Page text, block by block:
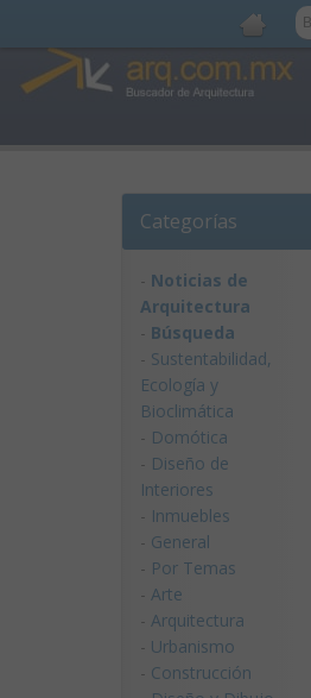
Categorías
- Noticias de
Arquitectura
- Búsqueda
- Sustentabilidad,
Ecologí­a y
Bioclimática
- Domótica
- Diseño de
Interiores
- Inmuebles
- General
- Por Temas
- Arte
- Arquitectura
- Urbanismo
- Construcción